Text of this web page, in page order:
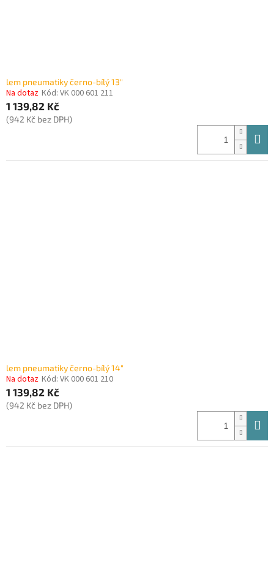
lem pneumatiky černo-bílý 13"
Na dotaz Kód: VK 000 601 211
1 139,82 Kč
(942 Kč bez DPH)
lem pneumatiky černo-bílý 14"
Na dotaz Kód: VK 000 601 210
1 139,82 Kč
(942 Kč bez DPH)